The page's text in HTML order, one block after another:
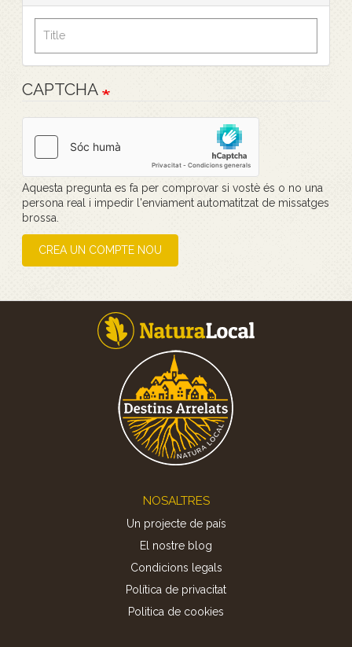
CAPTCHA
Aquesta pregunta es fa per comprovar si vostè és o no una
persona real i impedir l'enviament automatitzat de missatges
brossa.
CREA UN COMPTE NOU
NOSALTRES
Un projecte de país
El nostre blog
Condicions legals
Política de privacitat
Politica de cookies